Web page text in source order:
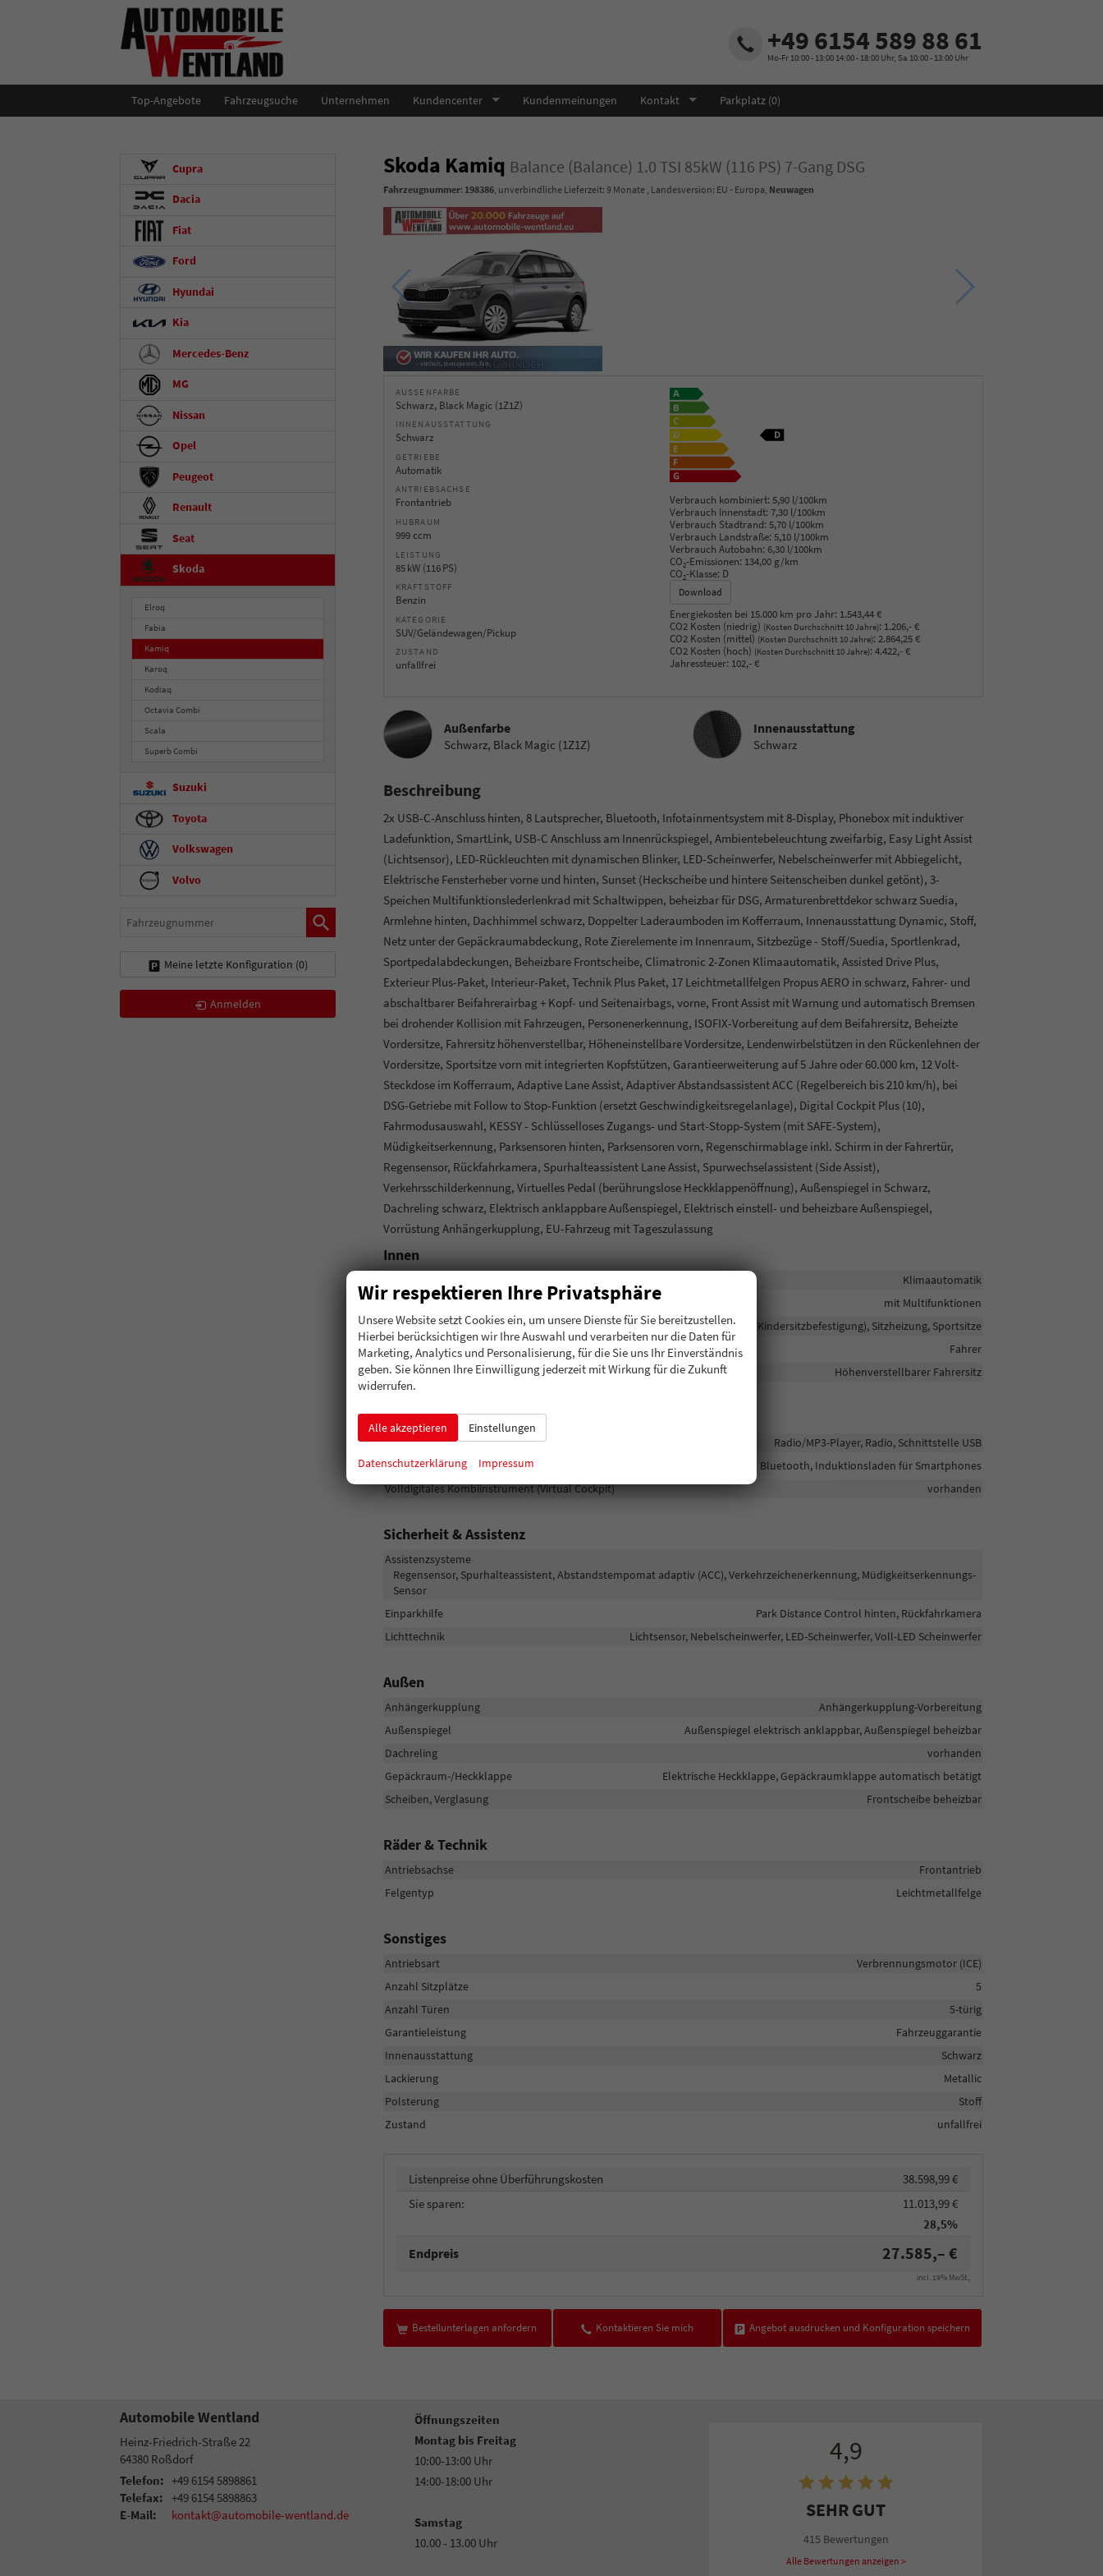
+49 6154 589 88 61
Mo-Fr 10:00 - 13:00 14:00 - 18:00 Uhr, Sa 10:00 - 13:00 Uhr
Top-Angebote Fahrzeugsuche Unternehmen Kundencenter Kundenmeinungen Kontakt Parkplatz (0)
Skoda Kamiq Balance (Balance) 1.0 TSI 85kW (116 PS) 7-Gang DSG
Fahrzeugnummer: 198386, unverbindliche Lieferzeit: 9 Monate, Landesversion: EU - Europa, Neuwagen
AUSSENFARBE
Schwarz, Black Magic (1Z1Z)
INNENAUSSTATTUNG
Schwarz
GETRIEBE
Automatik
ANTRIEBSACHSE
Frontantrieb
HUBRAUM
999 ccm
LEISTUNG
85 kW (116 PS)
KRAFTSTOFF
Benzin
KATEGORIE
SUV/Geländewagen/Pickup
ZUSTAND
unfallfrei
Verbrauch kombiniert: 5,90 l/100km
Verbrauch Innenstadt: 7,30 l/100km
Verbrauch Stadtrand: 5,70 l/100km
Verbrauch Landstraße: 5,10 l/100km
Verbrauch Autobahn: 6,30 l/100km
CO2-Emissionen: 134,00 g/km
CO2-Klasse: D
Download
Energiekosten bei 15.000 km pro Jahr: 1.543,44 €
CO2 Kosten (niedrig) (Kosten Durchschnitt 10 Jahre): 1.206,- €
CO2 Kosten (mittel) (Kosten Durchschnitt 10 Jahre): 2.864,25 €
CO2 Kosten (hoch) (Kosten Durchschnitt 10 Jahre): 4.422,- €
Jahressteuer: 102,- €
Außenfarbe
Schwarz, Black Magic (1Z1Z)
Innenausstattung
Innenausstattung
Schwarz
Beschreibung
2x USB-C-Anschluss hinten, 8 Lautsprecher, Bluetooth, Infotainmentsystem mit 8-Display, Phonebox mit induktiver
Ladefunktion, SmartLink, USB-C Anschluss am Innenrückspiegel, Ambientebeleuchtung zweifarbig, Easy Light Assist
(Lichtsensor), LED-Rückleuchten mit dynamischen Blinker, LED-Scheinwerfer, Nebelscheinwerfer mit Abbiegelicht,
Elektrische Fensterheber vorne und hinten, Sunset (Heckscheibe und hintere Seitenscheiben dunkel getönt), 3-
Speichen Multifunktionslederlenkrad mit Schaltwippen, beheizbar für DSG, Armaturenbrettdekor schwarz Suedia,
Armlehne hinten, Dachhimmel schwarz, Doppelter Laderaumboden im Kofferraum, Innenausstattung Dynamic, Stoff,
Netz unter der Gepäckraumabdeckung, Rote Zierelemente im Innenraum, Sitzbezüge - Stoff/Suedia, Sportlenkrad,
Sportpedalabdeckungen, Beheizbare Frontscheibe, Climatronic 2-Zonen Klimaautomatik, Assisted Drive Plus,
Exterieur Plus-Paket, Interieur-Paket, Technik Plus Paket, 17 Leichtmetallfelgen Propus AERO in schwarz, Fahrer- und
abschaltbarer Beifahrerairbag + Kopf- und Seitenairbags, vorne, Front Assist mit Warnung und automatisch Bremsen
bei drohender Kollision mit Fahrzeugen, Personenerkennung, ISOFIX-Vorbereitung auf dem Beifahrersitz, Beheizte
Vordersitze, Fahrersitz höhenverstellbar, Höheneinstellbare Vordersitze, Lendenwirbelstützen in den Rückenlehnen der
Vordersitze, Sportsitze vorn mit integrierten Kopfstützen, Garantieerweiterung auf 5 Jahre oder 60.000 km, 12 Volt-
Steckdose im Kofferraum, Adaptive Lane Assist, Adaptiver Abstandsassistent ACC (Regelbereich bis 210 km/h), bei
DSG-Getriebe mit Follow to Stop-Funktion (ersetzt Geschwindigkeitsregelanlage), Digital Cockpit Plus (10),
Fahrmodusauswahl, KESSY - Schlüsselloses Zugangs- und Start-Stopp-System (mit SAFE-System),
Müdigkeitserkennung, Parksensoren hinten, Parksensoren vorn, Regenschirmablage inkl. Schirm in der Fahrertür,
Regensensor, Rückfahrkamera, Spurhalteassistent Lane Assist, Spurwechselassistent (Side Assist),
Verkehrsschilderkennung, Virtuelles Pedal (berührungslose Heckklappenöffnung), Außenspiegel in Schwarz,
Dachreling schwarz, Elektrisch anklappbare Außenspiegel, Elektrisch einstell- und beheizbare Außenspiegel,
Vorrüstung Anhängerkupplung, EU-Fahrzeug mit Tageszulassung
Innen
Klimaautomatik
Lenkrad
mit Multifunktionen
Sitze
Isofix (Kindersitzbefestigung), Sitzheizung, Sportsitze
Sitze: Lordosenstütze
Fahrer
Sitze: Verstellbarkeit
Höhenverstellbarer Fahrersitz
Infotainment & Kommunikation
Audioanlage
Radio/MP3-Player, Radio, Schnittstelle USB
Telefon
Bluetooth, Induktionsladen für Smartphones
Volldigitales Kombiinstrument (Virtual Cockpit)
vorhanden
Sicherheit & Assistenz
Assistenzsysteme
Regensensor, Spurhalteassistent, Abstandstempomat adaptiv (ACC), Verkehrzeichenerkennung, Müdigkeitserkennungs-
Sensor
Einparkhilfe
Park Distance Control hinten, Rückfahrkamera
Lichttechnik
Lichtsensor, Nebelscheinwerfer, LED-Scheinwerfer, Voll-LED Scheinwerfer
Außen
Anhängerkupplung
Anhängerkupplung-Vorbereitung
Außenspiegel
Außenspiegel elektrisch anklappbar, Außenspiegel beheizbar
Dachreling
vorhanden
Gepäckraum-/Heckklappe
Elektrische Heckklappe, Gepäckraumklappe automatisch betätigt
Scheiben, Verglasung
Frontscheibe beheizbar
Räder & Technik
Antriebsachse
Frontantrieb
Felgentyp
Leichtmetallfelge
Sonstiges
Antriebsart
Verbrennungsmotor (ICE)
Anzahl Sitzplätze
5
Anzahl Türen
5-türig
Garantieleistung
Fahrzeuggarantie
Innenausstattung
Schwarz
Lackierung
Metallic
Polsterung
Stoff
Zustand
unfallfrei
Listenpreise ohne Überführungskosten
38.598,99 €
Sie sparen:
11.013,99 €
28,5%
Endpreis 27.585,– €
incl. 19% MwSt.,
Bestellunterlagen anfordern Kontaktieren Sie mich Angebot ausdrucken und Konfiguration speichern
Cupra
Dacia
Fiat
Ford
Hyundai
Kia
Mercedes-Benz
MG
Nissan
Opel
Peugeot
Renault
Seat
Skoda
Elroq
Fabia
Kamiq
Karoq
Kodiaq
Octavia Combi
Scala
Superb Combi
Suzuki
Toyota
Volkswagen
Volvo
Fahrzeugnummer
Meine letzte Konfiguration (0)
Anmelden
Automobile Wentland
Heinz-Friedrich-Straße 22
64380 Roßdorf
Telefon: +49 6154 5898861
Telefax: +49 6154 5898863
E-Mail:
kontakt@automobile-wentland.de
Öffnungszeiten
Montag bis Freitag
10:00-13:00 Uhr
14:00-18:00 Uhr
Samstag
10.00 - 13.00 Uhr
4,9
SEHR GUT
415 Bewertungen
Alle Bewertungen anzeigen >
Wir respektieren Ihre Privatsphäre
Unsere Website setzt Cookies ein, um unsere Dienste für Sie bereitzustellen.
Hierbei berücksichtigen wir Ihre Auswahl und verarbeiten nur die Daten für
Marketing, Analytics und Personalisierung, für die Sie uns Ihr Einverständnis
geben. Sie können Ihre Einwilligung jederzeit mit Wirkung für die Zukunft
widerrufen.
Alle akzeptieren Einstellungen
Datenschutzerklärung Impressum